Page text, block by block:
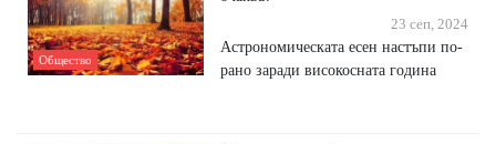
Общество
23 сеп, 2024
Астрономическата есен настъпи по-
рано заради високосната година